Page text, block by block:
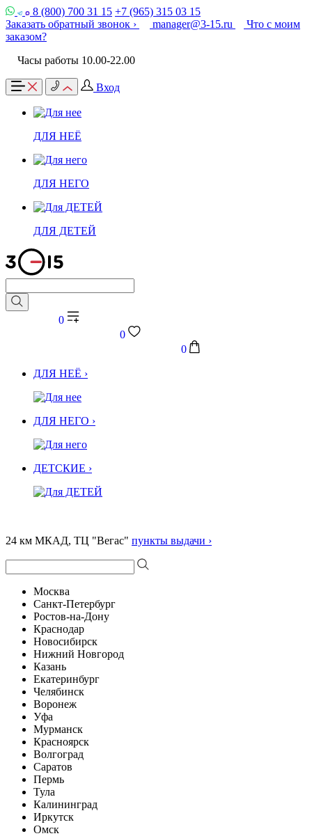
8 (800) 700 31 15 +7 (965) 315 03 15
Заказать обратный звонок ›
manager@3-15.ru
Что с моим
заказом?
Часы работы 10.00-22.00
Вход
ДЛЯ НЕЁ
ДЛЯ НЕГО
ДЛЯ ДЕТЕЙ
0
0
0
ДЛЯ НЕЁ ›
ДЛЯ НЕГО ›
ДЕТСКИЕ ›
24 км МКАД, ТЦ "Вегас" пункты выдачи ›
Москва
Санкт-Петербург
Ростов-на-Дону
Краснодар
Новосибирск
Нижний Новгород
Казань
Екатеринбург
Челябинск
Воронеж
Уфа
Мурманск
Красноярск
Волгоград
Саратов
Пермь
Тула
Калининград
Иркутск
Омск